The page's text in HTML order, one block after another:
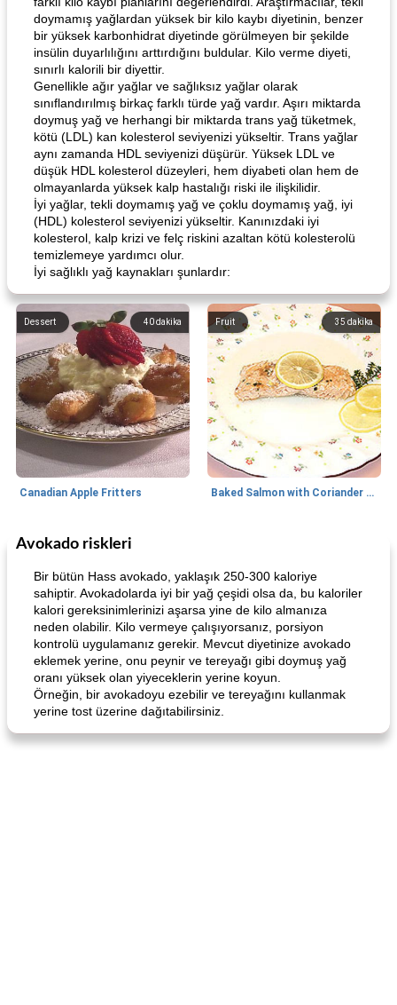
doymamış yağlardan yüksek bir kilo kaybı diyetinin, benzer
bir yüksek karbonhidrat diyetinde görülmeyen bir şekilde
insülin duyarlılığını arttırdığını buldular. Kilo verme diyeti,
sınırlı kalorili bir diyettir.
Genellikle ağır yağlar ve sağlıksız yağlar olarak
sınıflandırılmış birkaç farklı türde yağ vardır. Aşırı miktarda
doymuş yağ ve herhangi bir miktarda trans yağ tüketmek,
kötü (LDL) kan kolesterol seviyenizi yükseltir. Trans yağlar
aynı zamanda HDL seviyenizi düşürür. Yüksek LDL ve
düşük HDL kolesterol düzeyleri, hem diyabeti olan hem de
olmayanlarda yüksek kalp hastalığı riski ile ilişkilidir.
İyi yağlar, tekli doymamış yağ ve çoklu doymamış yağ, iyi
(HDL) kolesterol seviyenizi yükseltir. Kanınızdaki iyi
kolesterol, kalp krizi ve felç riskini azaltan kötü kolesterolü
temizlemeye yardımcı olur.
İyi sağlıklı yağ kaynakları şunlardır:
40dakika
Dessert
Canadian Apple Fritters
35 dakika
Fruit
Baked Salmon with Coriander and Thyme
Boneless Chicken Recipes
Curry Chicken Dinner Mexican Cream (Fudge)
Avokado riskleri
Bir bütün Hass avokado, yaklaşık 250-300 kaloriye
sahiptir. Avokadolarda iyi bir yağ çeşidi olsa da, bu kaloriler
kalori gereksinimlerinizi aşarsa yine de kilo almanıza
neden olabilir. Kilo vermeye çalışıyorsanız, porsiyon
kontrolü uygulamanız gerekir. Mevcut diyetinize avokado
eklemek yerine, onu peynir ve tereyağı gibi doymuş yağ
oranı yüksek olan yiyeceklerin yerine koyun.
Örneğin, bir avokadoyu ezebilir ve tereyağını kullanmak
yerine tost üzerine dağıtabilirsiniz.